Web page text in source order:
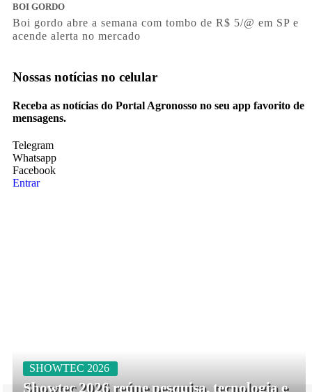
BOI GORDO
Boi gordo abre a semana com tombo de R$ 5/@ em SP e
acende alerta no mercado
Nossas notícias no celular
Receba as notícias do Portal Agronosso no seu app favorito de
mensagens.
Telegram
Whatsapp
Facebook
Entrar
SHOWTEC 2026
Showtec 2026 reúne pesquisa, tecnologia e